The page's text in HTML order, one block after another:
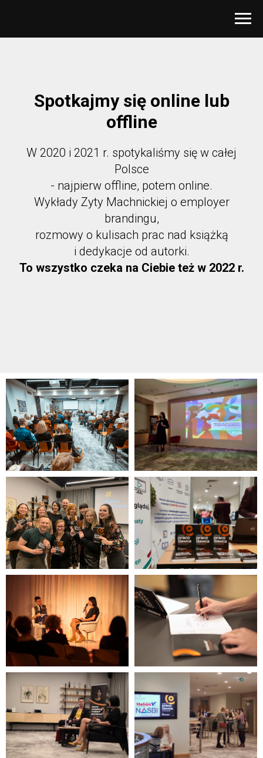
Spotkajmy się online lub
offline
W 2020 i 2021 r. spotykaliśmy się w całej
Polsce
- najpierw offline, potem online.
Wykłady Zyty Machnickiej o employer
brandingu,
rozmowy o kulisach prac nad książką
i dedykacje od autorki.
To wszystko czeka na Ciebie też w 2022 r.